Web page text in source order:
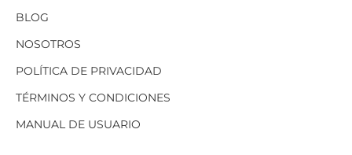
BLOG
NOSOTROS
POLÍTICA DE PRIVACIDAD
TÉRMINOS Y CONDICIONES
MANUAL DE USUARIO